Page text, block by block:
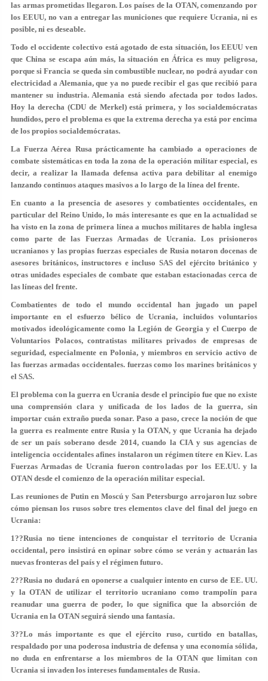
las armas prometidas llegaron. Los países de la OTAN, comenzando por
los EEUU, no van a entregar las municiones que requiere Ucrania, ni es
posible, ni es deseable.
Todo el occidente colectivo está agotado de esta situación, los EEUU ven
que China se escapa aún más, la situación en África es muy peligrosa,
porque si Francia se queda sin combustible nuclear, no podrá ayudar con
electricidad a Alemania, que ya no puede recibir el gas que recibió para
mantener su industria. Alemania está siendo afectada por todos lados.
Hoy la derecha (CDU de Merkel) está primera, y los socialdemócratas
hundidos, pero el problema es que la extrema derecha ya está por encima
de los propios socialdemócratas.
La Fuerza Aérea Rusa prácticamente ha cambiado a operaciones de
combate sistemáticas en toda la zona de la operación militar especial, es
decir, a realizar la llamada defensa activa para debilitar al enemigo
lanzando continuos ataques masivos a lo largo de la línea del frente.
En cuanto a la presencia de asesores y combatientes occidentales, en
particular del Reino Unido, lo más interesante es que en la actualidad se
ha visto en la zona de primera línea a muchos militares de habla inglesa
como parte de las Fuerzas Armadas de Ucrania. Los prisioneros
ucranianos y las propias fuerzas especiales de Rusia notaron docenas de
asesores británicos, instructores e incluso SAS del ejército británico y
otras unidades especiales de combate que estaban estacionadas cerca de
las líneas del frente.
Combatientes de todo el mundo occidental han jugado un papel
importante en el esfuerzo bélico de Ucrania, incluidos voluntarios
motivados ideológicamente como la Legión de Georgia y el Cuerpo de
Voluntarios Polacos, contratistas militares privados de empresas de
seguridad, especialmente en Polonia, y miembros en servicio activo de
las fuerzas armadas occidentales. fuerzas como los marines británicos y
el SAS.
El problema con la guerra en Ucrania desde el principio fue que no existe
una comprensión clara y unificada de los lados de la guerra, sin
importar cuán extraño pueda sonar. Paso a paso, crece la noción de que
la guerra es realmente entre Rusia y la OTAN, y que Ucrania ha dejado
de ser un país soberano desde 2014, cuando la CIA y sus agencias de
inteligencia occidentales afines instalaron un régimen títere en Kiev. Las
Fuerzas Armadas de Ucrania fueron controladas por los EE.UU. y la
OTAN desde el comienzo de la operación militar especial.
Las reuniones de Putin en Moscú y San Petersburgo arrojaron luz sobre
cómo piensan los rusos sobre tres elementos clave del final del juego en
Ucrania:
1??Rusia no tiene intenciones de conquistar el territorio de Ucrania
occidental, pero insistirá en opinar sobre cómo se verán y actuarán las
nuevas fronteras del país y el régimen futuro.
2??Rusia no dudará en oponerse a cualquier intento en curso de EE. UU.
y la OTAN de utilizar el territorio ucraniano como trampolín para
reanudar una guerra de poder, lo que significa que la absorción de
Ucrania en la OTAN seguirá siendo una fantasía.
3??Lo más importante es que el ejército ruso, curtido en batallas,
respaldado por una poderosa industria de defensa y una economía sólida,
no duda en enfrentarse a los miembros de la OTAN que limitan con
Ucrania si invaden los intereses fundamentales de Rusia.